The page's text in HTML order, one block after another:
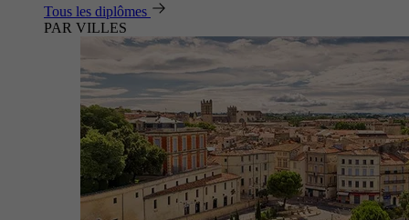
Tous les diplômes
PAR VILLES